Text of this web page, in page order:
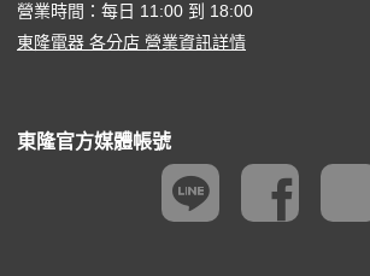
營業時間：每日 11:00 到 18:00
東隆電器 各分店 營業資訊詳情
東隆官方媒體帳號